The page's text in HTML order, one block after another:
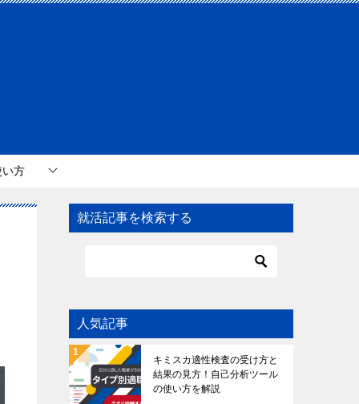
い方
就活記事を検索する
人気記事
キミスカ適性検査の受け方と
結果の見方！自己分析ツール
の使い方を解説